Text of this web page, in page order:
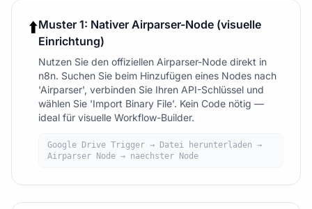
⬆️Muster 1: Nativer Airparser-Node (visuelle
Einrichtung)
Nutzen Sie den offiziellen Airparser-Node direkt in
n8n. Suchen Sie beim Hinzufügen eines Nodes nach
'Airparser', verbinden Sie Ihren API-Schlüssel und
wählen Sie 'Import Binary File'. Kein Code nötig —
ideal für visuelle Workflow-Builder.
Google Drive Trigger → Datei herunterladen →
Airparser Node → naechster Node